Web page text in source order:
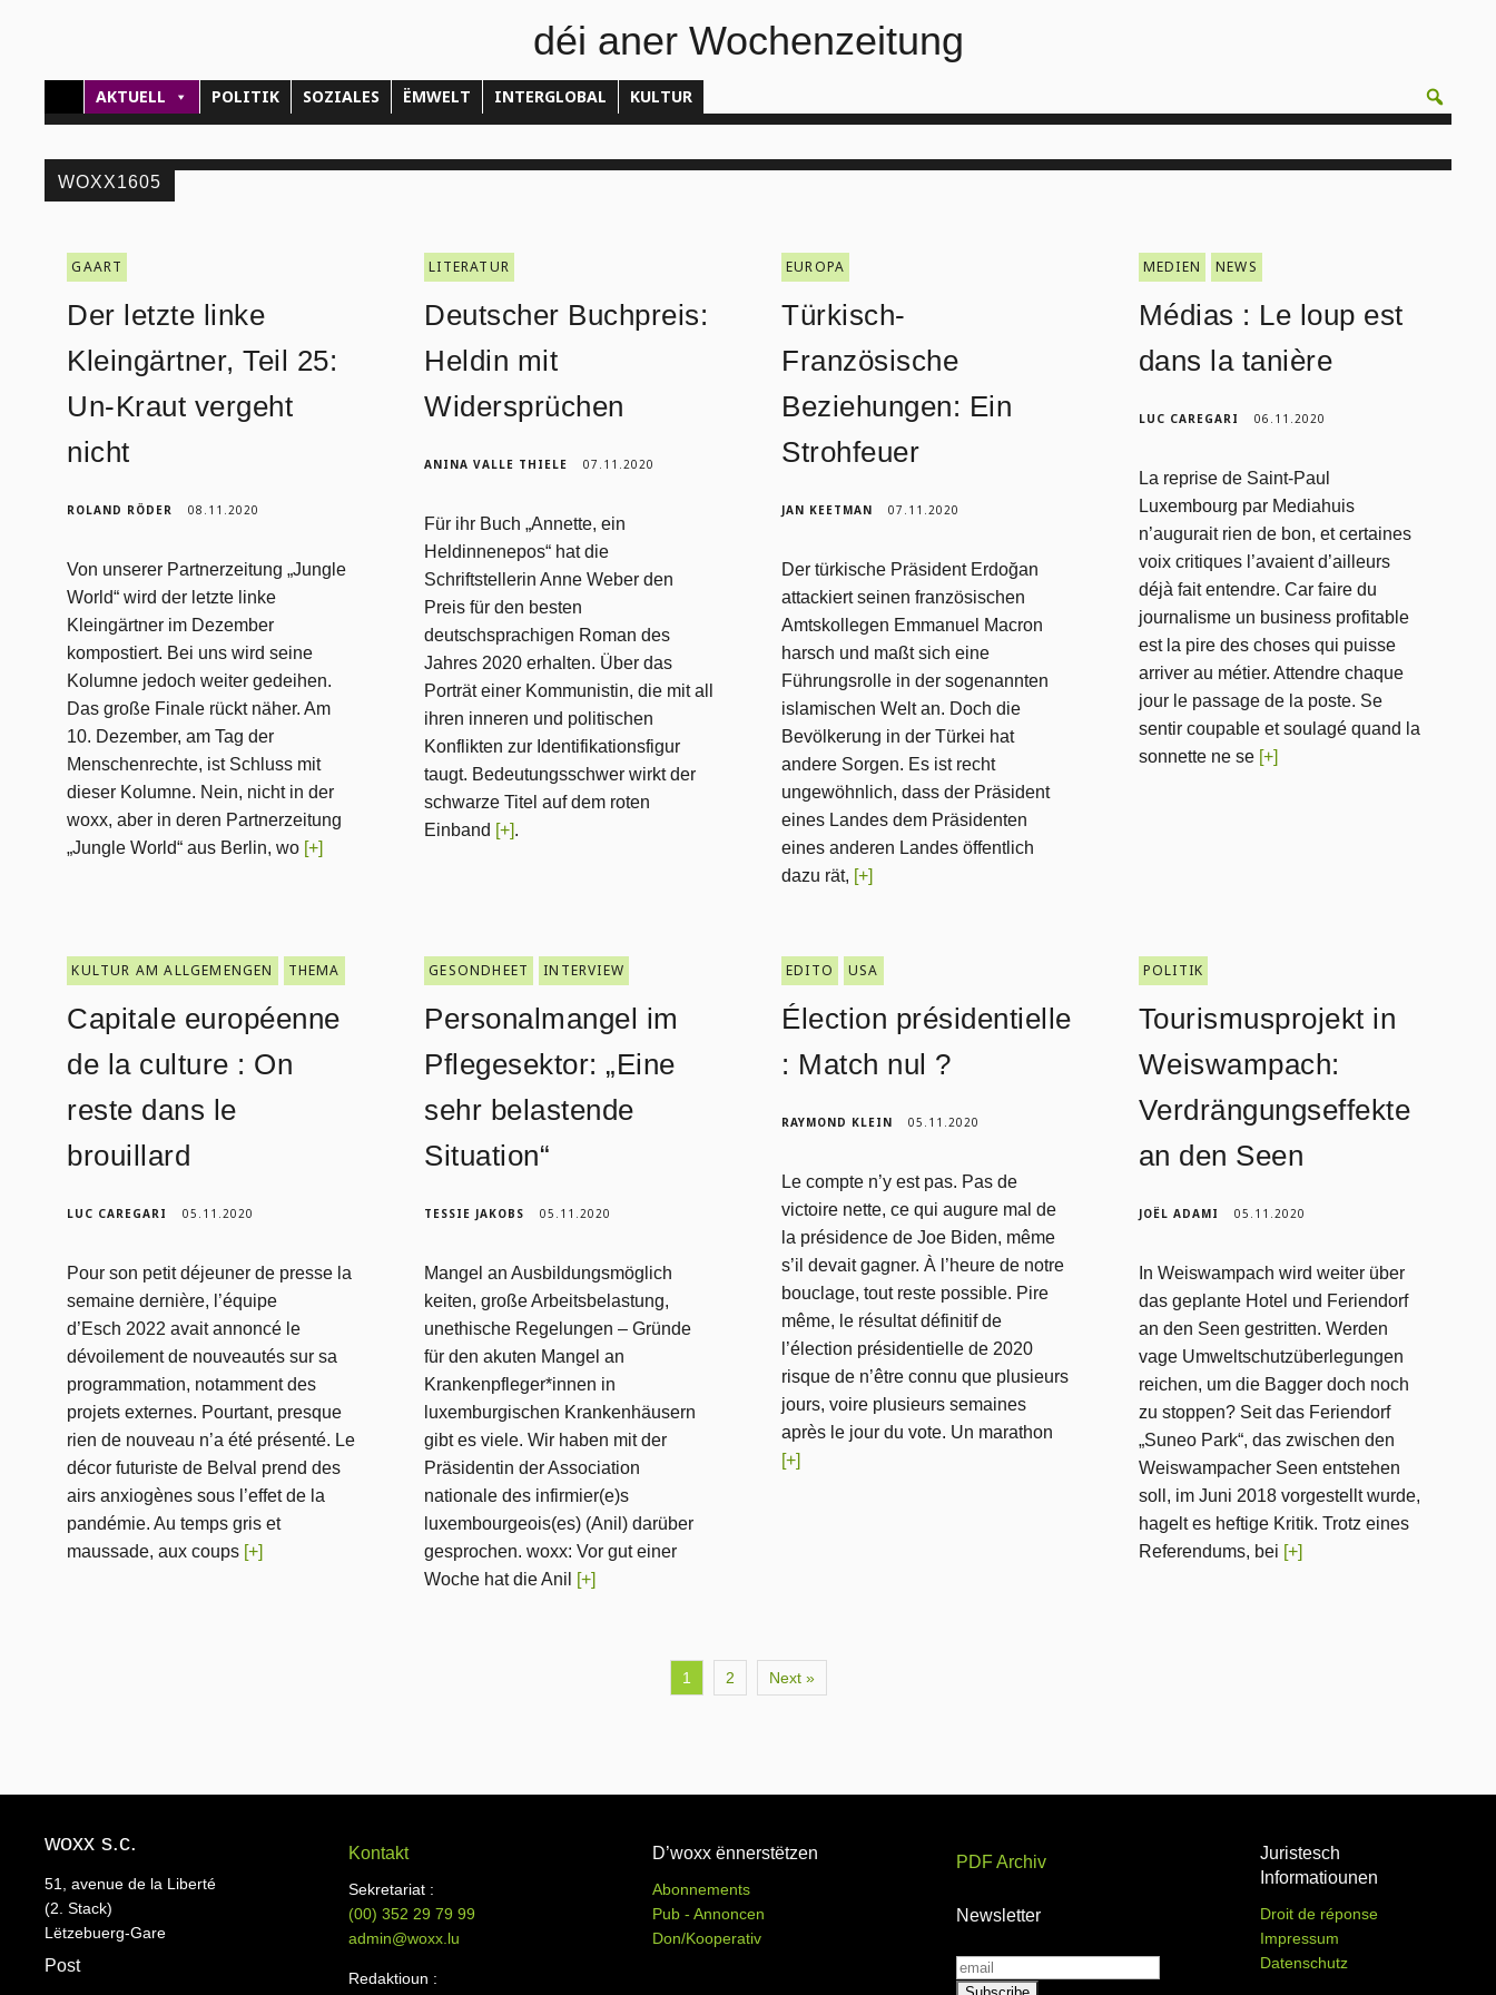
déi aner Wochenzeitung
AKTUELL POLITIK SOZIALES ËMWELT INTERGLOBAL KULTUR
WOXX1605
GAART
Der letzte linke
Kleingärtner, Teil 25:
Un-Kraut vergeht
nicht
ROLAND RÖDER 08.11.2020
Von unserer Partnerzeitung „Jungle
World“ wird der letzte linke
Kleingärtner im Dezember
kompostiert. Bei uns wird seine
Kolumne jedoch weiter gedeihen.
Das große Finale rückt näher. Am
10. Dezember, am Tag der
Menschenrechte, ist Schluss mit
dieser Kolumne. Nein, nicht in der
woxx, aber in deren Partnerzeitung
„Jungle World“ aus Berlin, wo [+]
LITERATUR
Deutscher Buchpreis:
Heldin mit
Widersprüchen
ANINA VALLE THIELE 07.11.2020
Für ihr Buch „Annette, ein
Heldinnenepos“ hat die
Schriftstellerin Anne Weber den
Preis für den besten
deutschsprachigen Roman des
Jahres 2020 erhalten. Über das
Porträt einer Kommunistin, die mit all
ihren inneren und politischen
Konflikten zur Identifikationsfigur
taugt. Bedeutungsschwer wirkt der
schwarze Titel auf dem roten
Einband [+].
EUROPA
Türkisch-
Französische
Beziehungen: Ein
Strohfeuer
JAN KEETMAN 07.11.2020
Der türkische Präsident Erdoğan
attackiert seinen französischen
Amtskollegen Emmanuel Macron
harsch und maßt sich eine
Führungsrolle in der sogenannten
islamischen Welt an. Doch die
Bevölkerung in der Türkei hat
andere Sorgen. Es ist recht
ungewöhnlich, dass der Präsident
eines Landes dem Präsidenten
eines anderen Landes öffentlich
dazu rät, [+]
MEDIEN NEWS
Médias : Le loup est
dans la tanière
LUC CAREGARI 06.11.2020
La reprise de Saint-Paul
Luxembourg par Mediahuis
n’augurait rien de bon, et certaines
voix critiques l’avaient d’ailleurs
déjà fait entendre. Car faire du
journalisme un business profitable
est la pire des choses qui puisse
arriver au métier. Attendre chaque
jour le passage de la poste. Se
sentir coupable et soulagé quand la
sonnette ne se [+]
KULTUR AM ALLGEMENGEN THEMA
Capitale européenne
de la culture : On
reste dans le
brouillard
LUC CAREGARI 05.11.2020
Pour son petit déjeuner de presse la
semaine dernière, l’équipe
d’Esch 2022 avait annoncé le
dévoilement de nouveautés sur sa
programmation, notamment des
projets externes. Pourtant, presque
rien de nouveau n’a été présenté. Le
décor futuriste de Belval prend des
airs anxiogènes sous l’effet de la
pandémie. Au temps gris et
maussade, aux coups [+]
GESONDHEET INTERVIEW
Personalmangel im
Pflegesektor: „Eine
sehr belastende
Situation“
TESSIE JAKOBS 05.11.2020
Mangel an Ausbildungsmöglich
keiten, große Arbeitsbelastung,
unethische Regelungen – Gründe
für den akuten Mangel an
Krankenpfleger*innen in
luxemburgischen Krankenhäusern
gibt es viele. Wir haben mit der
Präsidentin der Association
nationale des infirmier(e)s
luxembourgeois(es) (Anil) darüber
gesprochen. woxx: Vor gut einer
Woche hat die Anil
[+]
EDITO USA
Élection présidentielle
: Match nul ?
RAYMOND KLEIN 05.11.2020
Le compte n’y est pas. Pas de
victoire nette, ce qui augure mal de
la présidence de Joe Biden, même
s’il devait gagner. À l’heure de notre
bouclage, tout reste possible. Pire
même, le résultat définitif de
l’élection présidentielle de 2020
risque de n’être connu que plusieurs
jours, voire plusieurs semaines
après le jour du vote. Un marathon
[+]
POLITIK
Tourismusprojekt in
Weiswampach:
Verdrängungseffekte
an den Seen
JOËL ADAMI 05.11.2020
In Weiswampach wird weiter über
das geplante Hotel und Feriendorf
an den Seen gestritten. Werden
vage Umweltschutzüberlegungen
reichen, um die Bagger doch noch
zu stoppen? Seit das Feriendorf
„Suneo Park“, das zwischen den
Weiswampacher Seen entstehen
soll, im Juni 2018 vorgestellt wurde,
hagelt es heftige Kritik. Trotz eines
Referendums, bei [+]
1 2 Next »
woxx s.c.
51, avenue de la Liberté
(2. Stack)
Lëtzebuerg-Gare
Post
Kontakt
Sekretariat :
(00)352 29 79 99
admin@woxx.lu
Redaktioun :
D’woxx ënnerstëtzen
Abonnements
Pub - Annoncen
Don/Kooperativ
PDF Archiv
Newsletter
Juristesch
Informatiounen
Droit de réponse
Impressum
Datenschutz